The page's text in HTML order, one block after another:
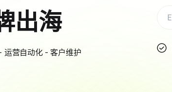
出海
运营自动化 - 客户维护